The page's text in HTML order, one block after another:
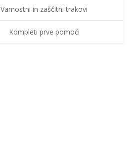
Varnostni in zaščitni trakovi
Kompleti prve pomoči